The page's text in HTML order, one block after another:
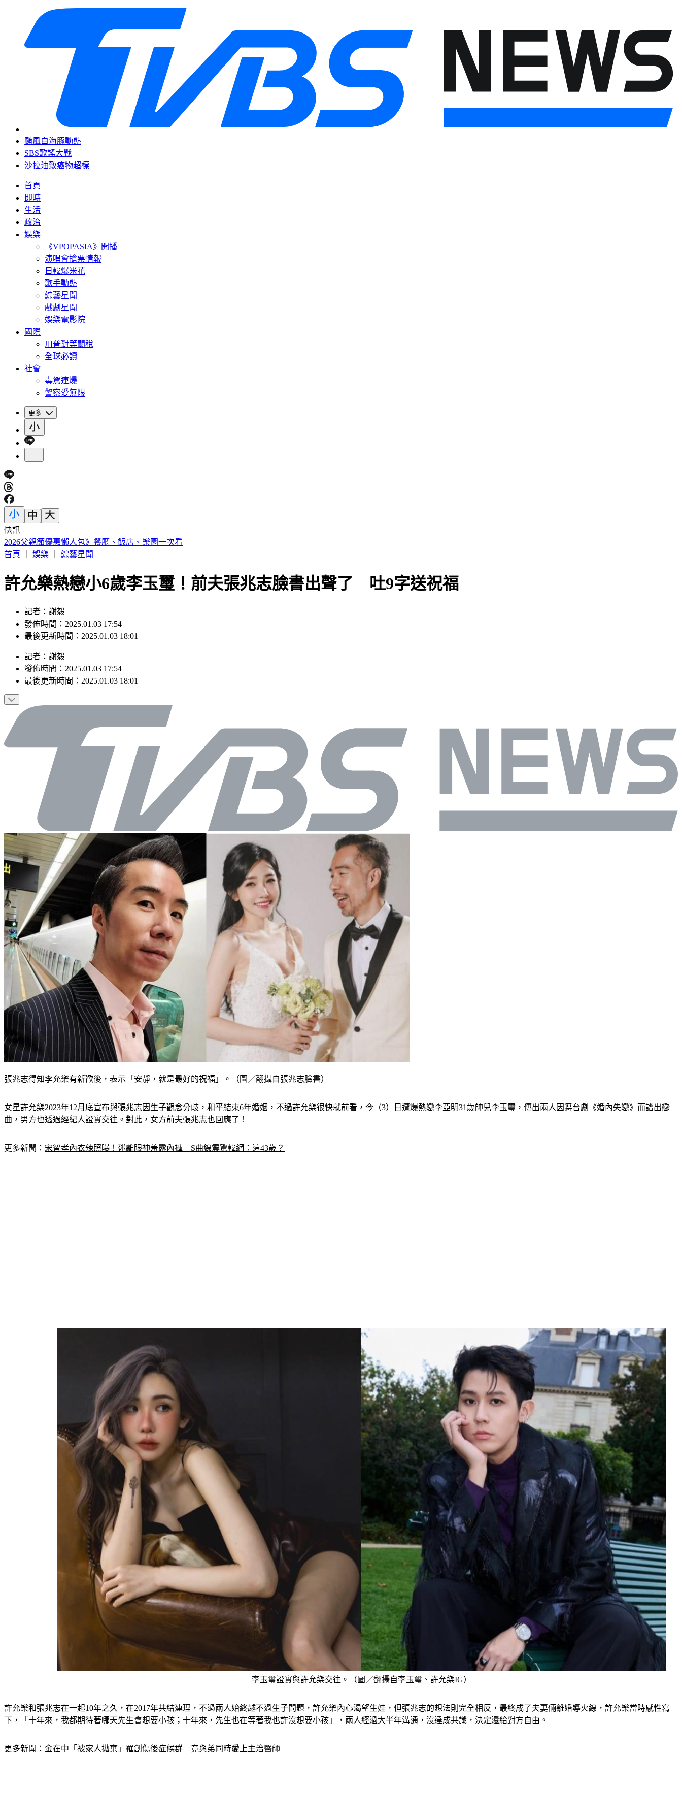
颱風白海豚動態
SBS歌謠大戰
沙拉油致癌物超標
首頁
即時
生活
政治
娛樂
《VPOPASIA》開播
演唱會搶票情報
日韓爆米花
歌手動態
綜藝星聞
戲劇星聞
娛樂電影院
國際
川普對等關稅
全球必讀
社會
毒駕連爆
警察愛無限
更多
快訊
醫學教授林慶順「意外離世」！女兒沉痛證實
首頁
娛樂 綜藝星聞
許允樂熱戀小6歲李玉璽！前夫張兆志臉書出聲了 吐9字送祝福
記者：謝毅
發佈時間：2025.01.03 17:54
最後更新時間：2025.01.03 18:01
記者 ： 謝毅
發佈時間： 2025.01.03 17:54
最後更新時間： 2025.01.03 18:01
張兆志得知李允樂有新歡後，表示「安靜，就是最好的祝福」。（圖／翻攝自張兆志臉書）
女星許允樂2023年12月底宣布與張兆志因生子觀念分歧，和平結束6年婚姻，不過許允樂很快就前看，今（3）日遭爆熱戀李亞明31歲帥兒李玉璽，傳出兩人因舞台劇《婚內失戀》而譜出戀
曲，男方也透過經紀人證實交往。對此，女方前夫張兆志也回應了！
更多新聞： 宋智孝內衣辣照曝！迷離眼神羞露內褲　S曲線震驚韓網：這43歲？
李玉璽證實與許允樂交往。（圖／翻攝自李玉璽、許允樂IG）
許允樂和張兆志在一起10年之久，在2017年共結連理，不過兩人始終越不過生子問題，許允樂內心渴望生娃，但張兆志的想法則完全相反，最終成了夫妻倆離婚導火線，許允樂當時感性寫
下，「十年來，我都期待著哪天先生會想要小孩；十年來，先生也在等著我也許沒想要小孩」，兩人經過大半年溝通，沒達成共識，決定還給對方自由。
更多新聞： 金在中「被家人拋棄」罹創傷後症候群　竟與弟同時愛上主治醫師